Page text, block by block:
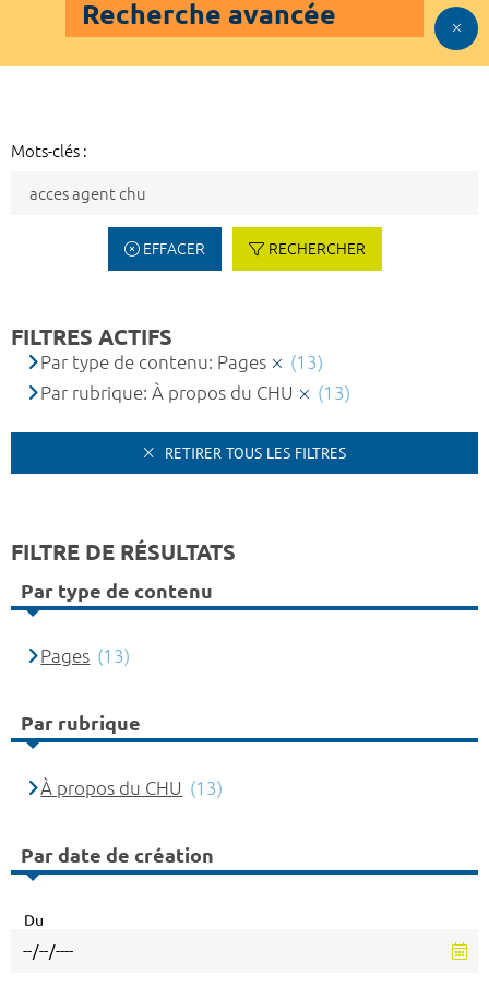
Recherche avancée
Mots-clés :
EFFACER RECHERCHER
FILTRES ACTIFS
Par type de contenu: Pages
(13)
Par rubrique: À propos du CHU
(13)
RETIRER TOUS LES FILTRES
FILTRE DE RÉSULTATS
Par type de contenu
Pages (13)
Par rubrique
À propos du CHU (13)
Par date de création
Du